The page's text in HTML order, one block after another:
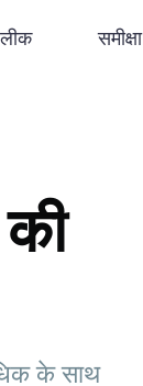
समीक्षा
के साथ